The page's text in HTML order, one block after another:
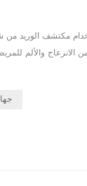
مكتشف الوريد من
الانزعاج والألم